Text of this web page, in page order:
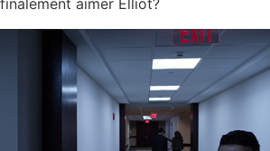
aimer Elliot?